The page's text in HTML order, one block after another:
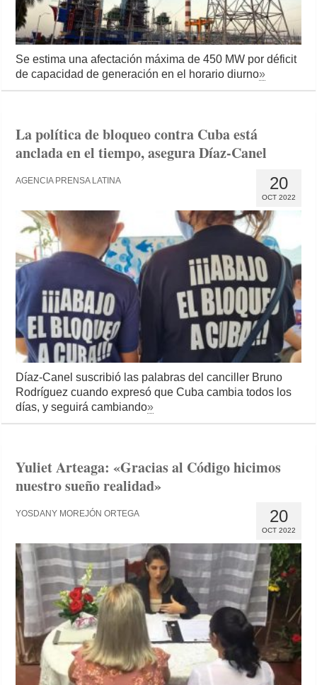
Se estima una afectación máxima de 450 MW por déficit
de capacidad de generación en el horario diurno»
La política de bloqueo contra Cuba está
anclada en el tiempo, asegura Díaz-Canel
20
OCT 2022
AGENCIA PRENSA LATINA
Díaz-Canel suscribió las palabras del canciller Bruno
Rodríguez cuando expresó que Cuba cambia todos los
días, y seguirá cambiando»
Yuliet Arteaga: «Gracias al Código hicimos
nuestro sueño realidad»
20
OCT 2022
YOSDANY MOREJÓN ORTEGA